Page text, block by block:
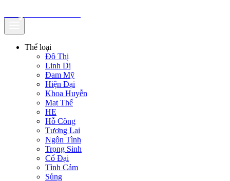
Thể loại
Đô Thị
Linh Dị
Đam Mỹ
Hiện Đại
Khoa Huyễn
Mạt Thế
HE
Hỗ Công
Tương Lai
Ngôn Tình
Trọng Sinh
Cổ Đại
Tình Cảm
Sủng